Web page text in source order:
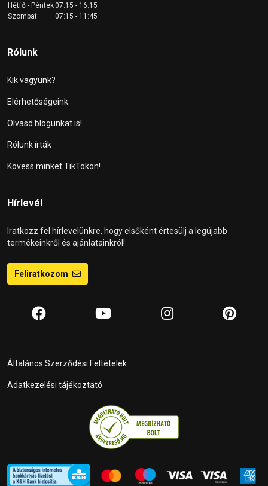
Hétfő - Péntek07:15 - 16:15
Szombat
07:15 - 11:45
Rólunk
Kik vagyunk?
Elérhetőségeink
Olvasd blogunkat is!
Rólunk írták
Kövess minket TikTokon!
Hírlevél
Iratkozz fel hírlevelünkre, hogy elsőként értesülj a legújabb
termékeinkről és ajánlatainkról!
Feliratkozom
Általános Szerződési Feltételek
Adatkezelési tájékoztató